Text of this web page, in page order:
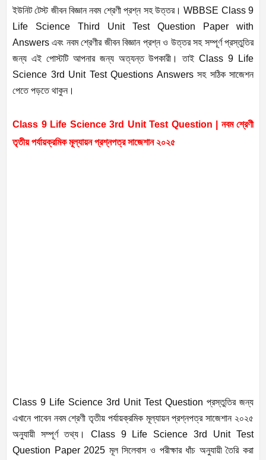
ইউনিট টেস্ট জীবন বিজ্ঞান নবম শ্রেণী প্রশ্ন সহ উত্তর। WBBSE Class 9
Life Science Third Unit Test Question Paper with
Answers এবং নবম শ্রেণীর জীবন বিজ্ঞান প্রশ্ন ও উত্তর সহ সম্পূর্ণ প্রস্তুতির
জন্য এই পোস্টটি আপনার জন্য অত্যন্ত উপকারী। তাই Class 9 Life
Science 3rd Unit Test Questions Answers সহ সঠিক সাজেশন
পেতে পড়তে থাকুন।
Class 9 Life Science 3rd Unit Test Question | নবম শ্রেণী
তৃতীয় পর্যায়ক্রমিক মূল্যায়ন প্রশ্নপত্র সাজেশান ২০২৫
Class 9 Life Science 3rd Unit Test Question প্রস্তুতির জন্য
এখানে পাবেন নবম শ্রেণী তৃতীয় পর্যায়ক্রমিক মূল্যায়ন প্রশ্নপত্র সাজেশান ২০২৫
অনুযায়ী সম্পূর্ণ তথ্য। Class 9 Life Science 3rd Unit Test
Question Paper 2025 মূল সিলেবাস ও পরীক্ষার ধাঁচ অনুযায়ী তৈরি করা